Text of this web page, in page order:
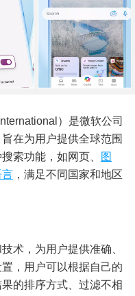
）是微软公司
旨在为用户提供全球范围
索功能，如网页、
图
言 ，满足不同国家和地区
术，为用户提供准确、
，用户可以根据自己的
的排序方式、过滤不相